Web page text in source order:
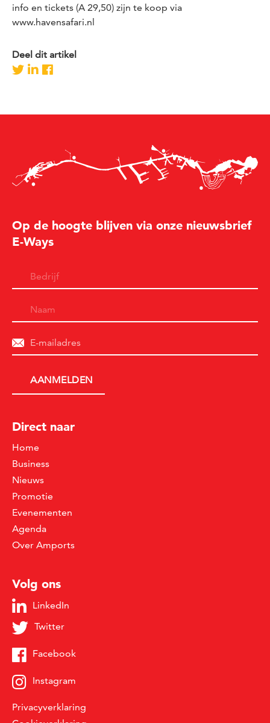
info en tickets (A 29,50) zijn te koop via
www.havensafari.nl
Deel dit artikel
Op de hoogte blijven via onze nieuwsbrief
E-Ways
Direct naar
Home
Business
Nieuws
Promotie
Evenementen
Agenda
Over Amports
Volg ons
LinkedIn
Twitter
Facebook
Instagram
Privacyverklaring